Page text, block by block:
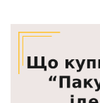
ПЕНАЛИ
МІШКИ ДЛЯ